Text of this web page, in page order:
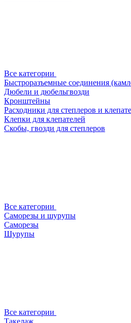
Все категории
Быстроразъемные соединения
Дюбели и дюбельгвозди
Кронштейны
Расходники для степлеров и
Клепки для клепателей
Скобы, гвозди для степлеров
Все категории
Саморезы и шурупы
Саморезы
Шурупы
Все категории
Такелаж